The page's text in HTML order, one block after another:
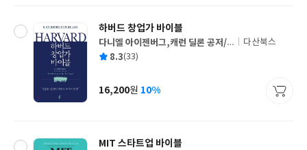
하버드 창업가 바이블
글
쓴
다니엘 아이젠버그,캐런 딜론 공저/
유정식 역
출
사
다산북스
평 8.3(33)
가
16,200원 10%
MIT 스타트업 바이블